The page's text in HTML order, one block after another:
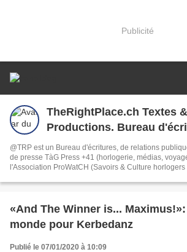
Publicité
TheRightPlace.ch Textes
Productions. Bureau
@TRP est un Bureau d'écritures, de relations
de presse TàG Press +41 (horlogerie, médias,
l'Association ProWatCH (Savoirs & Culture
«And The Winner is...
monde pour Kerbedanz
Publié le 07/01/2020 à 10:09